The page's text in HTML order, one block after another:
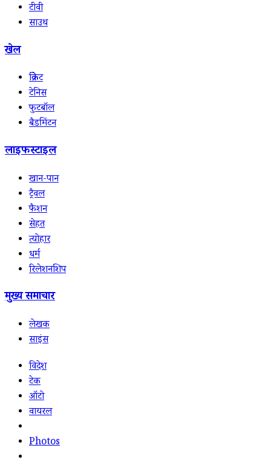
टीवी
साउथ
खेल
क्रिकेट
टेनिस
फुटबॉल
बैडमिंटन
लाइफस्टाइल
खान-पान
ट्रैवल
फैशन
सेहत
त्योहार
धर्म
रिलेशनशिप
मुख्य समाचार
लेखक
साइंस
विदेश
टेक
ऑटो
वायरल
Photos